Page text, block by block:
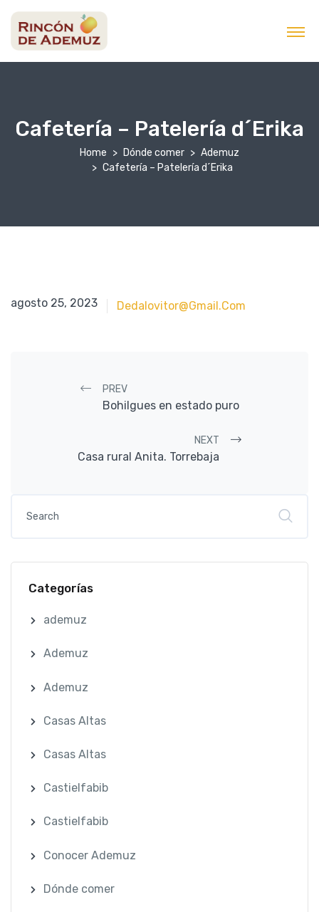
Cafetería – Patelería d´Erika
Home Dónde comer
Ademuz
Cafetería – Patelería d´Erika
agosto 25, 2023
agosto 25, 2023 Dedalovitor@gmail.com
Post navigation
PREV
Bohilgues en estado puro
NEXT
Casa rural Anita. Torrebaja
Categorías
ademuz
Ademuz
Ademuz
Casas Altas
Casas Altas
Castielfabib
Castielfabib
Conocer Ademuz
Dónde comer